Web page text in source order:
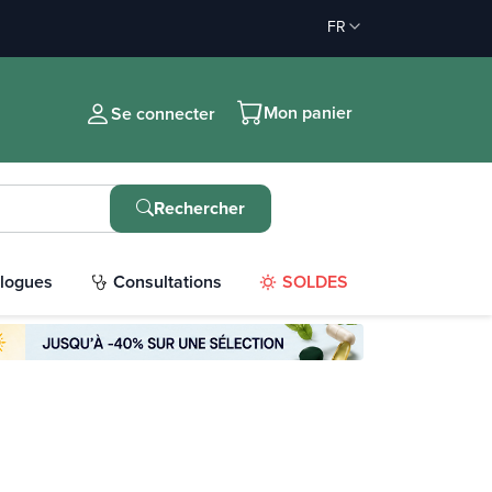
FR
Se connecter Mon panier
Rechercher
Consultations SOLDES